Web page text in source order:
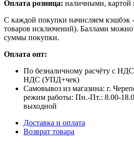
Оплата розница: наличными,
С каждой покупки начисляем кэшбэк
товаров исключений). Баллами можно
суммы покупки.
Оплата опт:
По безналичному расчёту с
НДС (УПД+чек)
Самовывоз из магазина: г.
режим работы: Пн.-Пт.: 8.00-
выходной
Доставка и оплата
Возврат товара